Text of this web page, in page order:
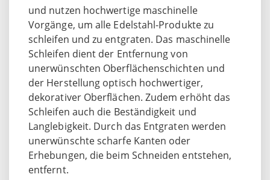
und nutzen hochwertige maschinelle
Vorgänge, um alle Edelstahl-Produkte zu
schleifen und zu entgraten. Das maschinelle
Schleifen dient der Entfernung von
unerwünschten Oberflächenschichten und
der Herstellung optisch hochwertiger,
dekorativer Oberflächen. Zudem erhöht das
Schleifen auch die Beständigkeit und
Langlebigkeit. Durch das Entgraten werden
unerwünschte scharfe Kanten oder
Erhebungen, die beim Schneiden entstehen,
entfernt.